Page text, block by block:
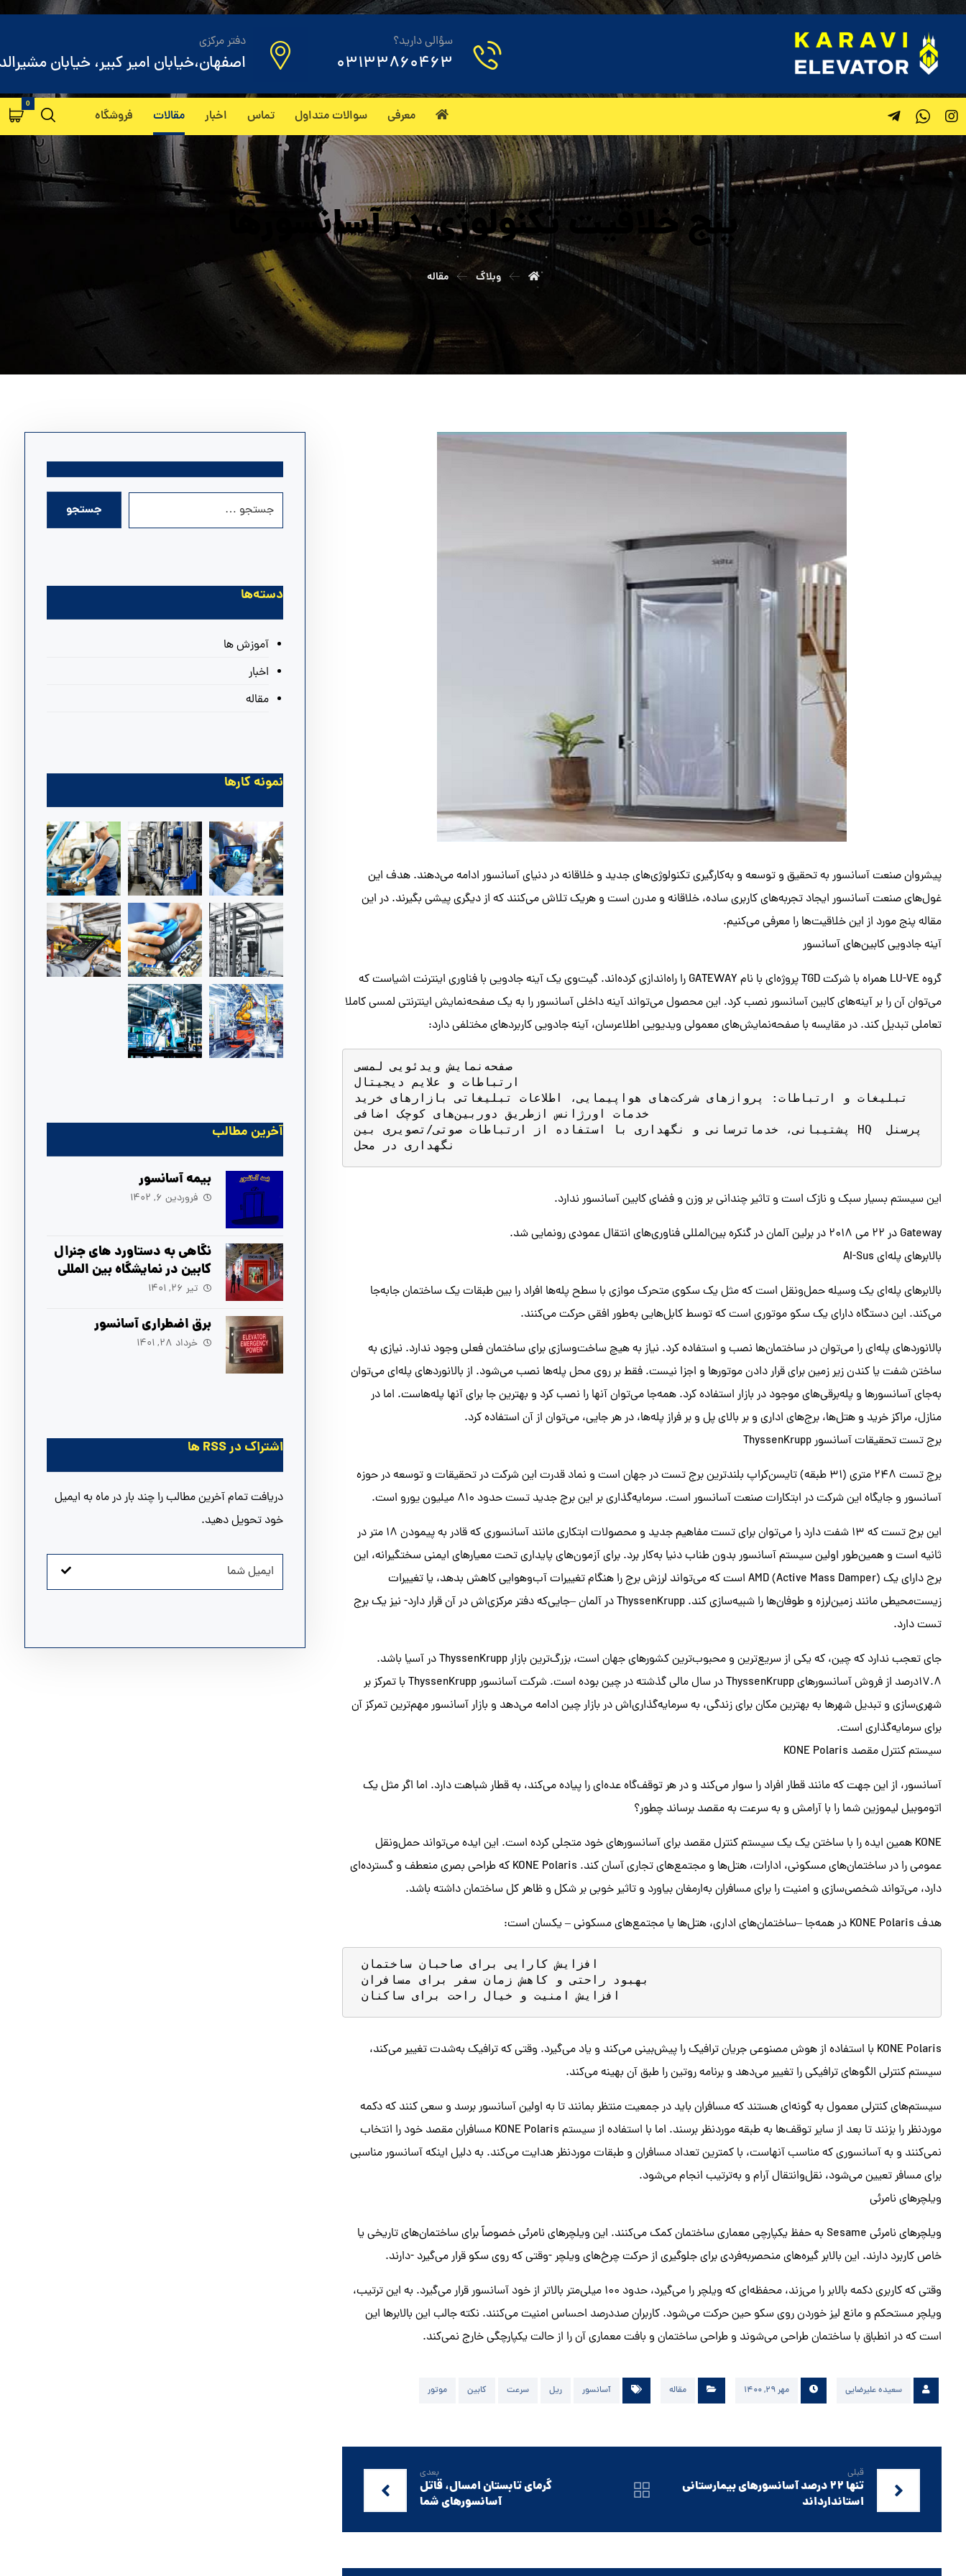
دفتر مرکزی
اصفهان،خیابان امیر کبیر، خیابان
سؤالی دارید؟
03133860463
معرفی سوالات متداول تماس اخبار مقالات فروشگاه
پنج خلاقیت تکنولوژی در آسانسورها
وبلاگ مقاله
پیشروان صنعت آسانسور به تحقیق و توسعه و به‌کارگیری تکنولوژی‌های جدید و خلاقانه در دنیای آسانسور ادامه می‌دهند. هدف این
غول‌های صنعت آسانسور ایجاد تجربه‌های کاربری ساده، خلاقانه و مدرن است و هریک تلاش می‌کنند که از دیگری پیشی بگیرند. در این
مقاله پنج مورد از این خلاقیت‌ها را معرفی می‌کنیم.
آینه جادویی کابین‌های آسانسور
گروه LU-VE همراه با شرکت TGD پروژه‌ای با نام GATEWAY را راه‌اندازی کرده‌اند. گیت‌وی یک آینه جادویی با فناوری اینترنت اشیاست که
می‌توان آن را بر آینه‌های کابین آسانسور نصب کرد. این محصول می‌تواند آینه داخلی آسانسور را به یک صفحه‌نمایش اینترنتی لمسی کاملا
تعاملی تبدیل کند. در مقایسه با صفحه‌نمایش‌های معمولی ویدیویی اطلاعرسان، آینه جادویی کاربردهای مختلفی دارد:
صفحه‌نمایش ویدئویی لمسی
ارتباطات و علایم دیجیتال
تبلیغات و ارتباطات: پروازهای شرکت‌های هواپیمایی، اطلاعات تبلیغاتی بازارهای خرید
خدمات اورژانس ازطریق دوربین‌های کوچک اضافی
پشتیبانی، خدماترسانی و نگهداری با استفاده از ارتباطات صوتی/تصویری بین HQ و پرسنل
نگهداری در محل
این سیستم بسیار سبک و نازک است و تاثیر چندانی بر وزن و فضای کابین آسانسور ندارد.
Gateway در 22 می 2018 در برلین آلمان در گنکره بین‌المللی فناوری‌های انتقال عمودی رونمایی شد.
بالابرهای پله‌ای AI-Sus
بالابرهای پله‌ای یک وسیله حمل‌ونقل است که مثل یک سکوی متحرک موازی با سطح پله‌ها افراد را بین طبقات یک ساختمان جابه‌جا
می‌کند. این دستگاه دارای یک سکو موتوری است که توسط کابل‌هایی به‌طور افقی حرکت می‌کنند.
بالانوردهای پله‌ای را می‌توان در ساختمان‌ها نصب و استفاده کرد. نیاز به هیچ ساخت‌وسازی برای ساختمان فعلی وجود ندارد. نیازی به
ساختن شفت یا کندن زیر زمین برای قرار دادن موتورها و اجزا نیست. فقط بر روی محل پله‌ها نصب می‌شود. از بالانوردهای پله‌ای می‌توان
به‌جای آسانسورها و پله‌برقی‌های موجود در بازار استفاده کرد. همه‌جا می‌توان آنها را نصب کرد و بهترین جا برای آنها پله‌هاست. اما در
منازل، مراکز خرید و هتل‌ها، برج‌های اداری و بر بالای پل و بر فراز پله‌ها، در هر جایی، می‌توان از آن استفاده کرد.
برج تست تحقیقات آسانسور ThyssenKrupp
برج تست 248 متری (31 طبقه) تایسن‌کراپ بلندترین برج تست در جهان است و نماد قدرت این شرکت در تحقیقات و توسعه در حوزه
آسانسور و جایگاه این شرکت در ابتکارات صنعت آسانسور است. سرمایه‌گذاری بر این برج جدید تست حدود 810 میلیون یورو است.
این برج تست که 13 شفت دارد را می‌توان برای تست مفاهیم جدید و محصولات ابتکاری مانند آسانسوری که قادر به پیمودن 18 متر در
ثانیه است و همین‌طور اولین سیستم آسانسور بدون طناب دنیا به‌کار برد. برای آزمون‌های پایداری تحت معیارهای ایمنی سختگیرانه، این
برج دارای یک (AMD (Active Mass Damper است که می‌تواند لرزش برج را هنگام تغییرات آب‌وهوایی کاهش بدهد، یا تغییرات
زیست‌محیطی مانند زمین‌لرزه و طوفان‌ها را شبیه‌سازی کند. ThyssenKrupp در آلمان –جایی‌که دفتر مرکزی‌اش در آن قرار دارد- نیز یک برج
تست دارد.
جای تعجب ندارد که چین، که یکی از سریع‌ترین و محبوب‌ترین کشورهای جهان است، بزرگ‌ترین بازار ThyssenKrupp در آسیا باشد.
17.8درصد از فروش آسانسورهای ThyssenKrupp در سال مالی گذشته در چین بوده است. شرکت آسانسور ThyssenKrupp با تمرکز بر
شهری‌سازی و تبدیل شهرها به بهترین مکان برای زندگی، به سرمایه‌گذاری‌اش در بازار چین ادامه می‌دهد و بازار آسانسور مهم‌ترین تمرکز آن
برای سرمایه‌گذاری است.
سیستم کنترل مقصد KONE Polaris
آسانسور، از این جهت که مانند قطار افراد را سوار می‌کند و در هر توقف‌گاه عده‌ای را پیاده می‌کند، به قطار شباهت دارد. اما اگر مثل یک
اتوموبیل لیموزین شما را با آرامش و به سرعت به مقصد برساند چطور؟
KONE همین ایده را با ساختن یک یک سیستم کنترل مقصد برای آسانسورهای خود متجلی کرده است. این ایده می‌تواند حمل‌ونقل
عمومی را در ساختمان‌های مسکونی، ادارات، هتل‌ها و مجتمع‌های تجاری آسان کند. KONE Polaris که طراحی بصری منعطف و گسترده‌ای
دارد، می‌تواند شخصی‌سازی و امنیت را برای مسافران به‌ارمغان بیاورد و تاثیر خوبی بر شکل و ظاهر کل ساختمان داشته باشد.
هدف KONE Polaris در همه‌جا –ساختمان‌های اداری، هتل‌ها یا مجتمع‌های مسکونی – یکسان است:
افزایش کارایی برای صاحبان ساختمان
بهبود راحتی و کاهش زمان سفر برای مسافران
افزایش امنیت و خیال راحت برای ساکنان
KONE Polaris با استفاده از هوش مصنوعی جریان ترافیک را پیش‌بینی می‌کند و یاد می‌گیرد. وقتی که ترافیک به‌شدت تغییر می‌کند،
سیستم کنترلی الگوهای ترافیکی را تغییر می‌دهد و برنامه روتین را طبق آن بهینه می‌کند.
سیستم‌های کنترلی معمول به گونه‌ای هستند که مسافران باید در جمعیت منتظر بمانند تا به اولین آسانسور برسد و سعی کنند که دکمه
موردنظر را بزنند تا بعد از سایر توقف‌ها به طبقه موردنظر برسند. اما با استفاده از سیستم KONE Polaris مسافران مقصد خود را انتخاب
نمی‌کنند و به آسانسوری که مناسب آنهاست، با کمترین تعداد مسافران و طبقات موردنظر هدایت می‌کند. به دلیل اینکه آسانسور مناسبی
برای مسافر تعیین می‌شود، نقل‌وانتقال آرام و به‌ترتیب انجام می‌شود.
ویلچرهای نامرئی
ویلچرهای نامرئی Sesame به حفظ یکپارچی معماری ساختمان کمک می‌کنند. این ویلچرهای نامرئی خصوصاً برای ساختمان‌های تاریخی یا
خاص کاربرد دارند. این بالابر گیره‌های منحصربه‌فردی برای جلوگیری از حرکت چرخ‌های ویلچر -وقتی که روی سکو قرار می‌گیرد -دارند.
وقتی که کاربری دکمه بالابر را می‌زند، محفظه‌ای که ویلچر را می‌گیرد، حدود 100 میلی‌متر بالاتر از خود آسانسور قرار می‌گیرد. به این ترتیب،
ویلچر مستحکم و مانع لیز خوردن روی سکو حین حرکت می‌شود. کاربران صددرصد احساس امنیت می‌کنند. نکته جالب این بالابرها این
است که در انطباق با ساختمان طراحی می‌شوند و طراحی ساختمان و بافت معماری آن را از حالت یکپارچگی خارج نمی‌کند.
سعیده علیرضایی مهر ۲۹, ۱۴۰۰ مقاله آسانسور ریل سرعت کابین موتور
قبلی
تنها 22 درصد آسانسورهای بیمارستانی
استاندارد‌اند
بعدی
گرمای تابستان امسال، قاتل
آسانسورهای شما
دسته‌ها
آموزش ها
اخبار
مقاله
نمونه کارها
آخرین مطالب
بیمه آسانسور
فروردین ۶, ۱۴۰۲
نگاهی به دستاورد های جنرال
کابین در نمایشگاه بین المللی
آسانسور
تیر ۲۶, ۱۴۰۱
برق اضطراری آسانسور
خرداد ۲۸, ۱۴۰۱
اشتراک در RSS ها
دریافت تمام آخرین مطالب را چند بار در ماه به ایمیل
خود تحویل دهید.